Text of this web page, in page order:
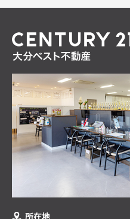
所在地